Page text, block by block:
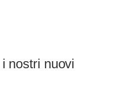
nostri nuovi